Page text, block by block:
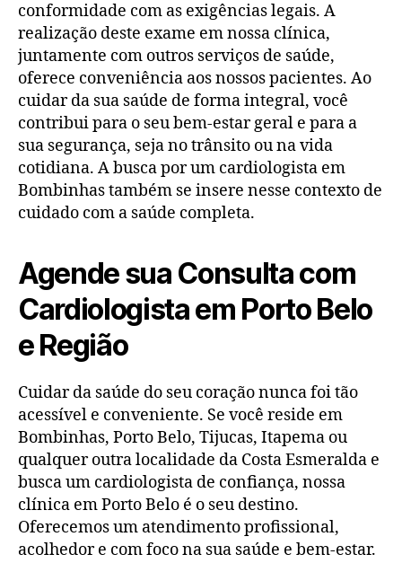
conformidade com as exigências legais. A
realização deste exame em nossa clínica,
juntamente com outros serviços de saúde,
oferece conveniência aos nossos pacientes. Ao
cuidar da sua saúde de forma integral, você
contribui para o seu bem-estar geral e para a
sua segurança, seja no trânsito ou na vida
cotidiana. A busca por um cardiologista em
Bombinhas também se insere nesse contexto de
cuidado com a saúde completa.
Agende sua Consulta com
Cardiologista em Porto Belo
e Região
Cuidar da saúde do seu coração nunca foi tão
acessível e conveniente. Se você reside em
Bombinhas, Porto Belo, Tijucas, Itapema ou
qualquer outra localidade da Costa Esmeralda e
busca um cardiologista de confiança, nossa
clínica em Porto Belo é o seu destino.
Oferecemos um atendimento profissional,
acolhedor e com foco na sua saúde e bem-estar.